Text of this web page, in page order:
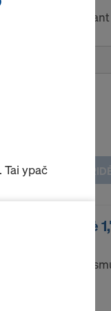
barjerus
dežė
įrenginys
Tai ypač